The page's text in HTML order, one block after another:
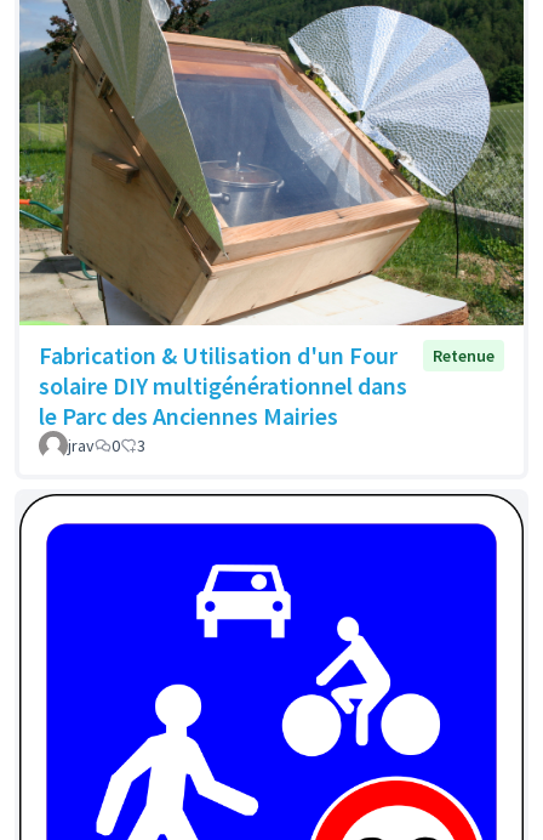
Fabrication & Utilisation d'un Four
solaire DIY multigénérationnel dans
le Parc des Anciennes Mairies
Retenue
jrav 0 3